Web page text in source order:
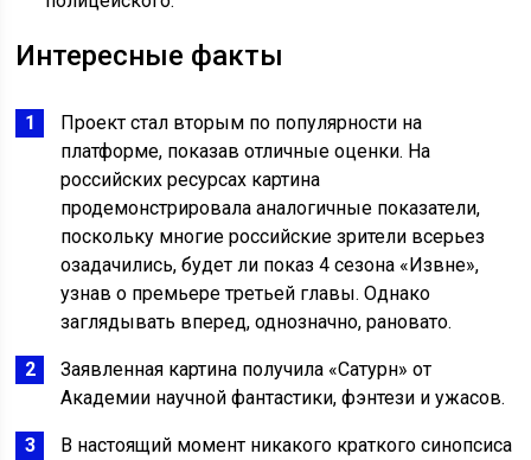
Интересные факты
Проект стал вторым по популярности на
платформе, показав отличные оценки. На
российских ресурсах картина
продемонстрировала аналогичные показатели,
поскольку многие российские зрители всерьез
озадачились, будет ли показ 4 сезона «Извне»,
узнав о премьере третьей главы. Однако
заглядывать вперед, однозначно, рановато.
Заявленная картина получила «Сатурн» от
Академии научной фантастики, фэнтези и ужасов.
В настоящий момент никакого краткого синопсиса